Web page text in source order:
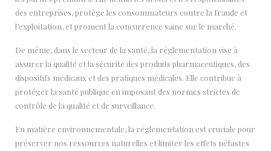
des entreprises, protège les consommateurs contre la fraude et
l’exploitation, et promeut la concurrence saine sur le marché.
De même, dans le secteur de la santé, la réglementation vise à
assurer la qualité et la sécurité des produits pharmaceutiques, des
dispositifs médicaux et des pratiques médicales. Elle contribue à
protéger la santé publique en imposant des normes strictes de
contrôle de la qualité et de surveillance.
En matière environnementale, la réglementation est cruciale pour
préserver nos ressources naturelles et limiter les effets néfastes